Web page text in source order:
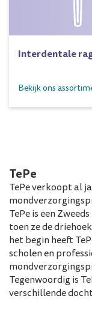
Interdentale
Bekijk ons
TePe
TePe verkoopt al
TePe is een
toen ze de
het begin heeft
scholen en
Tegenwoordig is
verschillende